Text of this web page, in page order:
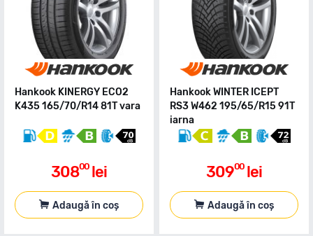
Hankook KINERGY ECO2
K435 165/70/R14 81T vara
30800 lei
Adaugă în coș
Hankook WINTER ICEPT
RS3 W462 195/65/R15 91T
iarna
30900 lei
Adaugă în coș